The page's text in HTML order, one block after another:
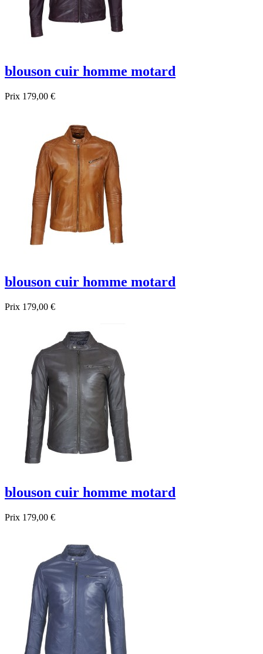
blouson cuir homme motard
Prix 179,00 €
blouson cuir homme motard
Prix 179,00 €
blouson cuir homme motard
Prix 179,00 €